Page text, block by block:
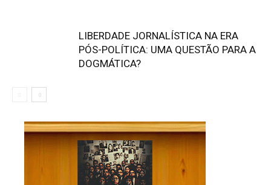
LIBERDADE JORNALÍSTICA NA ERA
PÓS-POLÍTICA: UMA QUESTÃO PARA A
DOGMÁTICA?